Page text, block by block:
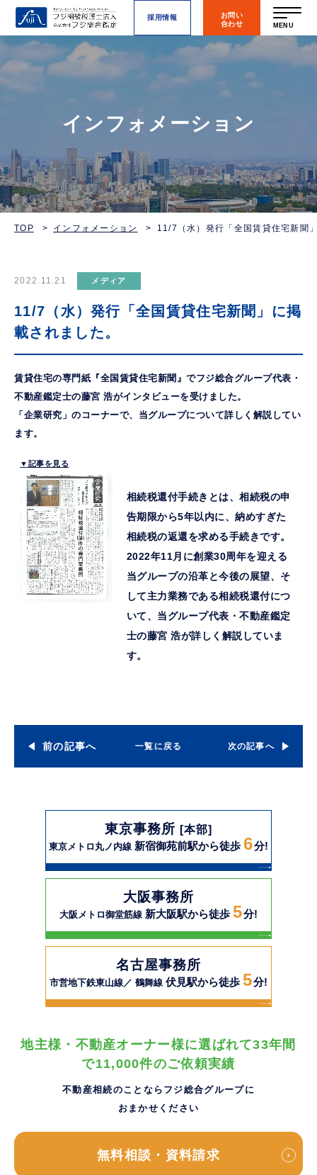
採用情報
お問い
合わせ
MENU
インフォメーション
TOP インフォメーション 11/7（水）発行「全国賃貸住宅新聞
2022.11.21 メディア
11/7（水）発行「全国賃貸住宅新聞」に掲
載されました。
賃貸住宅の専門紙『全国賃貸住宅新聞』でフジ総合グループ代表・
不動産鑑定士の藤宮 浩がインタビューを受けました。
「企業研究」のコーナーで、当グループについて詳しく解説してい
ます。
▼記事を見る
相続税還付手続きとは、相続税の申
告期限から5年以内に、納めすぎた
相続税の返還を求める手続きです。
2022年11月に創業30周年を迎える
当グループの沿革と今後の展望、そ
して主力業務である相続税還付につ
いて、当グループ代表・不動産鑑定
士の藤宮 浩が詳しく解説していま
す。
前の記事へ 一覧に戻る 次の記事へ
大阪事務所
大阪メトロ御堂筋線 新大阪駅から徒歩 5分!
東京事務所 [本部]
東京メトロ丸ノ内線 新宿御苑前駅から徒歩 6分!
名古屋事務所
市営地下鉄東山線／ 鶴舞線 伏見駅から徒歩 5分!
地主様・不動産オーナー様に選ばれて33年間
で11,000件のご依頼実績
不動産相続のことならフジ総合グループに
おまかせください
無料相談・資料請求